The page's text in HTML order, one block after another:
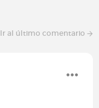
Ir al último comentario